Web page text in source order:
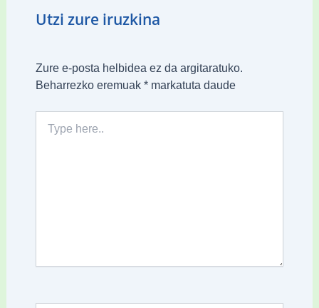
Utzi zure iruzkina
Zure e-posta helbidea ez da argitaratuko.
Beharrezko eremuak *markatuta daude
here..